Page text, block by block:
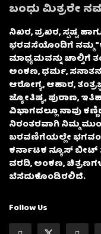
ಬಂಧು ಮಿತ್ರರೇ
ನಿಖರ, ಪ್ರಖರ, ಸ್ಪಷ್ಟ
ಭರವಸೆಯೊಂದಿಗೆ ನಮ್ಮ
ಮಾಧ್ಯಮವನ್ನು ಚಾಲ್ತಿಗೆ
ಅಂಕಣ, ಧರ್ಮ,
ಆರೋಗ್ಯ, ಆಹಾರ,
ಜ್ಯೋತಿಷ್ಯ, ಪುರಾಣ,
ವಿಭಾಗದಲ್ಲೂ ನಾವು
ನಿರಂತರವಾಗಿ ನಿಮ್ಮ
ಬರವಣಿಗೆಯಲ್ಲೇ
ಕರ್ನಾಟಕ ನ್ಯೂಸ್ ಬೀಟ್
ವರದಿ, ಅಂಕಣ,
ಬೆಸೆದುಕೊಂಡಿರಲಿದೆ.
Follow Us